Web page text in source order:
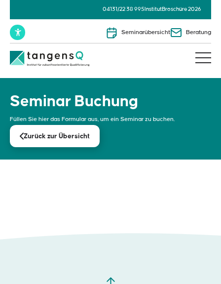
04131/22 38 995 InstitutBroschüre 2026
Seminarübersicht Beratung
Seminar Buchung
Füllen Sie hier das Formular aus, um ein Seminar zu buchen.
Zurück zur Übersicht